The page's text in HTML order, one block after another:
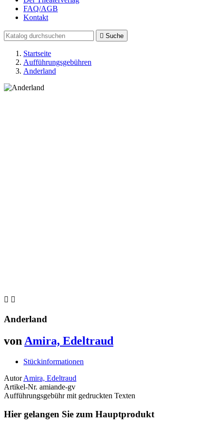
FAQ/AGB
Kontakt
 Suche
Startseite
Aufführungsgebühren
Anderland
 
Anderland
von Amira, Edeltraud
Stückinformationen
Autor Amira, Edeltraud
Artikel-Nr. amiande-gv
Aufführungsgebühr mit gedruckten Texten
Hier gelangen Sie zum Hauptprodukt